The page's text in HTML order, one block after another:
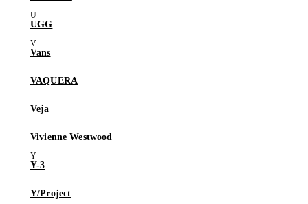
UGG
Vans
VAQUERA
Veja
Vivienne Westwood
Y-3
Y/Project